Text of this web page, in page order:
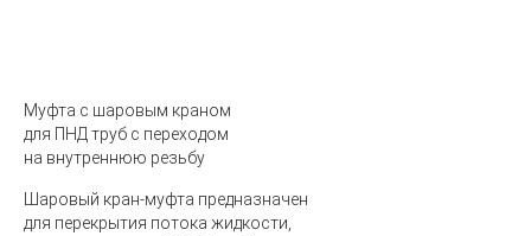
Муфта с шаровым краном
для ПНД труб с переходом
на внутреннюю резьбу
Шаровый кран-муфта предназначен
для перекрытия потока жидкости,